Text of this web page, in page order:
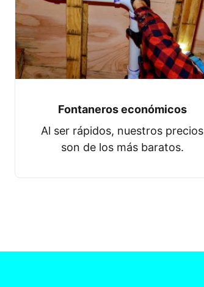
Fontaneros económicos
Al ser rápidos, nuestros precios
son de los más baratos.